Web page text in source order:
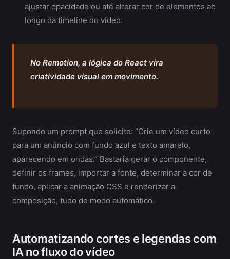
ajustar opacidade ou até alterar cor de elementos ao
longo da timeline do vídeo.
No Remotion, a lógica do React vira
criatividade visual em movimento.
Supondo um prompt que solicite: “Crie um vídeo curto
para um anúncio com fundo azul e texto amarelo,
aparecendo em ondas.” Bastaria gerar o componente,
definir os frames, importar a fonte, determinar a cor de
fundo, aplicar a animação CSS e renderizar a
composição, tudo de modo automático.
Automatizando cortes e legendas com
IA no fluxo do vídeo